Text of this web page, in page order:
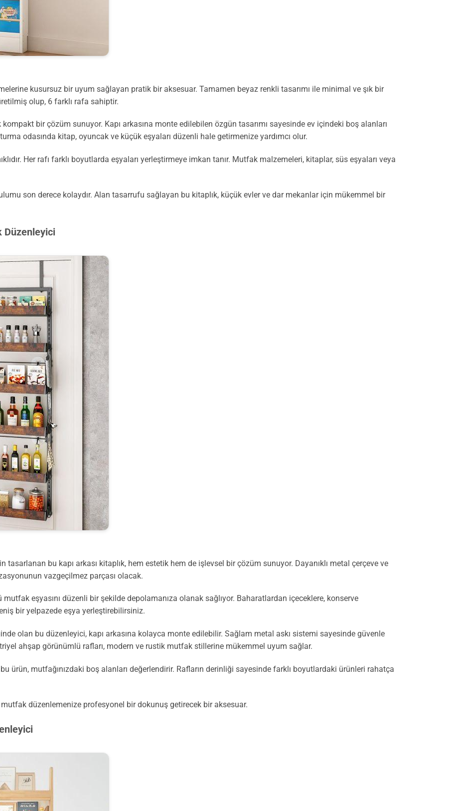
kusursuz bir uyum sağlayan pratik bir aksesuar. Tamamen beyaz renkli tasarımı ile minimal ve şık bir
olup, 6 farklı rafa sahiptir.
bir çözüm sunuyor. Kapı arkasına monte edilebilen özgün tasarımı sayesinde ev içindeki boş alanları
odasında kitap, oyuncak ve küçük eşyaları düzenli hale getirmenize yardımcı olur.
Her rafı farklı boyutlarda eşyaları yerleştirmeye imkan tanır. Mutfak malzemeleri, kitaplar, süs eşyaları veya
son derece kolaydır. Alan tasarrufu sağlayan bu kitaplık, küçük evler ve dar mekanlar için mükemmel bir
Düzenleyici
tasarlanan bu kapı arkası kitaplık, hem estetik hem de işlevsel bir çözüm sunuyor. Dayanıklı metal çerçeve ve
vazgeçilmez parçası olacak.
eşyasını düzenli bir şekilde depolamanıza olanak sağlıyor. Baharatlardan içeceklere, konserve
bir yelpazede eşya yerleştirebilirsiniz.
olan bu düzenleyici, kapı arkasına kolayca monte edilebilir. Sağlam metal askı sistemi sayesinde güvenle
ahşap görünümlü rafları, modern ve rustik mutfak stillerine mükemmel uyum sağlar.
ürün, mutfağınızdaki boş alanları değerlendirir. Rafların derinliği sayesinde farklı boyutlardaki ürünleri rahatça
düzenlemenize profesyonel bir dokunuş getirecek bir aksesuar.